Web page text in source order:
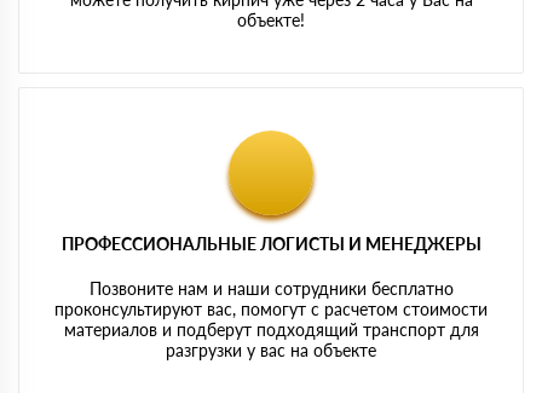
объекте!
ПРОФЕССИОНАЛЬНЫЕ ЛОГИСТЫ И МЕНЕДЖЕРЫ
Позвоните нам и наши сотрудники бесплатно
проконсультируют вас, помогут с расчетом стоимости
материалов и подберут подходящий транспорт для
разгрузки у вас на объекте